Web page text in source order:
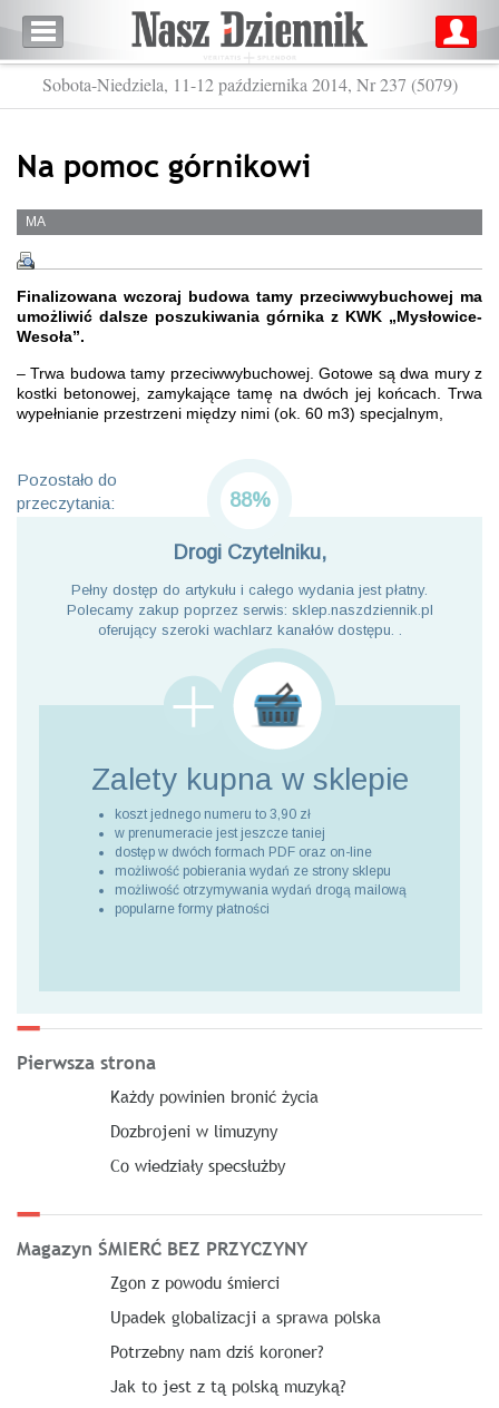
Sobota-Niedziela, 11-12 października 2014, Nr 237 (5079)
Na pomoc górnikowi
MA
Finalizowana wczoraj budowa tamy przeciwwybuchowej ma
umożliwić dalsze poszukiwania górnika z KWK „Mysłowice-
Wesoła”.
– Trwa budowa tamy przeciwwybuchowej. Gotowe są dwa mury z
kostki betonowej, zamykające tamę na dwóch jej końcach. Trwa
wypełnianie przestrzeni między nimi (ok. 60 m3) specjalnym,
Pozostało do
przeczytania:
88%
Drogi Czytelniku,
Pełny dostęp do artykułu i całego wydania jest płatny.
Polecamy zakup poprzez serwis: sklep.naszdziennik.pl
oferujący szeroki wachlarz kanałów dostępu. .
Zalety kupna w sklepie
koszt jednego numeru to 3,90 zł
w prenumeracie jest jeszcze taniej
dostęp w dwóch formach PDF oraz on-line
możliwość pobierania wydań ze strony sklepu
możliwość otrzymywania wydań drogą mailową
popularne formy płatności
Pierwsza strona
Każdy powinien bronić życia
Dozbrojeni w limuzyny
Co wiedziały specsłużby
Magazyn ŚMIERĆ BEZ PRZYCZYNY
Zgon z powodu śmierci
Upadek globalizacji a sprawa polska
Potrzebny nam dziś koroner?
Jak to jest z tą polską muzyką?